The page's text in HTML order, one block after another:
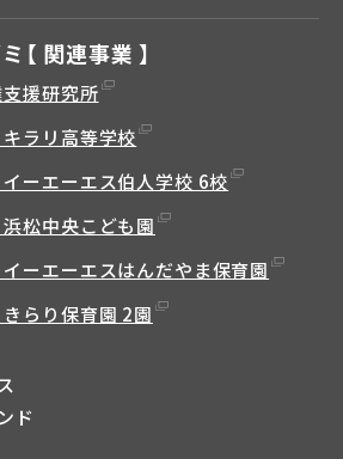
【 関連事業 】
援研究所
ラリ高等学校
ーエーエス伯人学校 6校
松中央こども園
ーエーエスはんだやま保育園
らり保育園 2園
ド